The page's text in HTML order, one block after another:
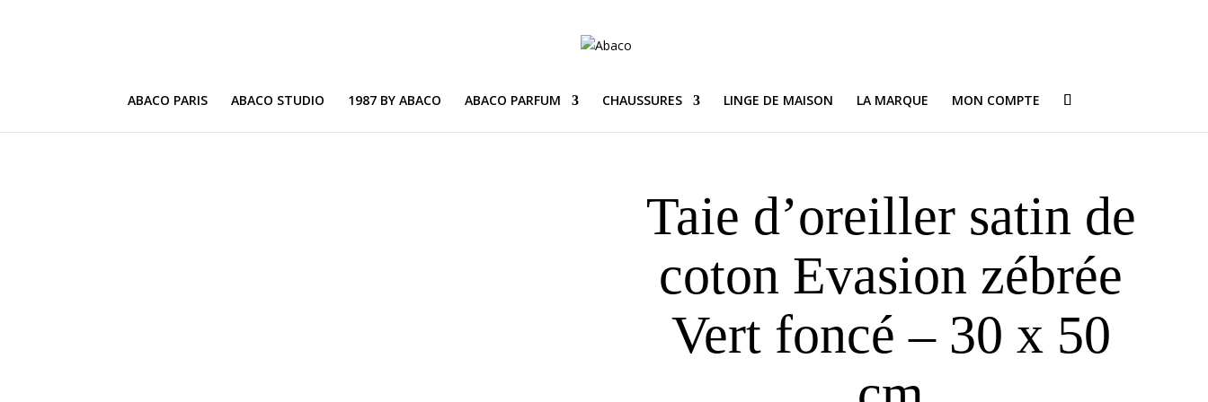
ABACO PARIS ABACO STUDIO 1987 BY ABACO ABACO PARFUM CHAUSSURES LINGE DE MAISON LA MARQUE MON COMPTE
Taie d’oreiller satin de
coton Evasion zébrée
Vert foncé – 30 x 50